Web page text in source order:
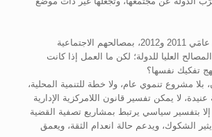
ضحى الأردنيون، في عامَي 2011 و2012، بمصالحهم الاجتماعية
العليا للدولة؛ لكن ما العمل إذا كانت
تفكيك نفسها؟
بلا مشروع تنموي عام، ولا خطة للتنمية المحلية،
لا يمكن تفسير قانون اللامركزية الإدارية
إلا بتفسير سياسي يرتبط بمشاريع تصفية القضية
الشكوك، ويدعم حالة انعدام الثقة، ويعمق